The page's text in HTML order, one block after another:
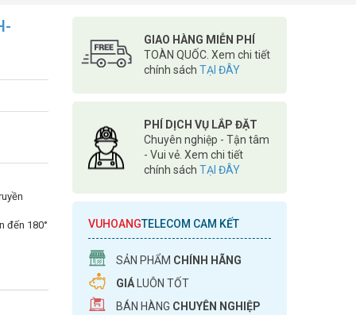
đến 180°
GIAO HÀNG MIỄN PHÍ
TOÀN QUỐC. Xem chi tiết
chính sách TẠI ĐÂY
PHÍ DỊCH VỤ LẮP ĐẶT
Chuyên nghiệp - Tận tâm
- Vui vẻ. Xem chi tiết
chính sách TẠI ĐÂY
VUHOANGTELECOM CAM KẾT
SẢN PHẨM CHÍNH HÃNG
GIÁ LUÔN TỐT
BÁN HÀNG CHUYÊN NGHIỆP